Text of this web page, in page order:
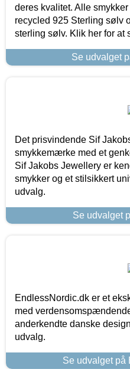
deres kvalitet. Alle
recycled 925 Sterling sølv
sterling sølv. Klik her for at
Se udvalget
Det prisvindende Sif
smykkemærke med et
Sif Jakobs Jewellery er
smykker og et stilsikkert
udvalg.
Se udvalget
EndlessNordic.dk er et
med
anderkendte danske
udvalg.
Se udvalget på